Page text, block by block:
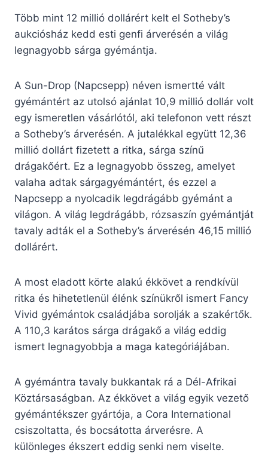
Több mint 12 millió dollárért kelt el Sotheby’s
aukciósház kedd esti genfi árverésén a világ
legnagyobb sárga gyémántja.
A Sun-Drop (Napcsepp) néven ismertté vált
gyémántért az utolsó ajánlat 10,9 millió dollár volt
egy ismeretlen vásárlótól, aki telefonon vett részt
a Sotheby’s árverésén. A jutalékkal együtt 12,36
millió dollárt fizetett a ritka, sárga színű
drágakőért. Ez a legnagyobb összeg, amelyet
valaha adtak sárgagyémántért, és ezzel a
Napcsepp a nyolcadik legdrágább gyémánt a
világon. A világ legdrágább, rózsaszín gyémántját
tavaly adták el a Sotheby’s árverésén 46,15 millió
dollárért.
A most eladott körte alakú ékkövet a rendkívül
ritka és hihetetlenül élénk színükről ismert Fancy
Vivid gyémántok családjába sorolják a szakértők.
A 110,3 karátos sárga drágakő a világ eddig
ismert legnagyobbja a maga kategóriájában.
A gyémántra tavaly bukkantak rá a Dél-Afrikai
Köztársaságban. Az ékkövet a világ egyik vezető
gyémántékszer gyártója, a Cora International
csiszoltatta, és bocsátotta árverésre. A
különleges ékszert eddig senki nem viselte.